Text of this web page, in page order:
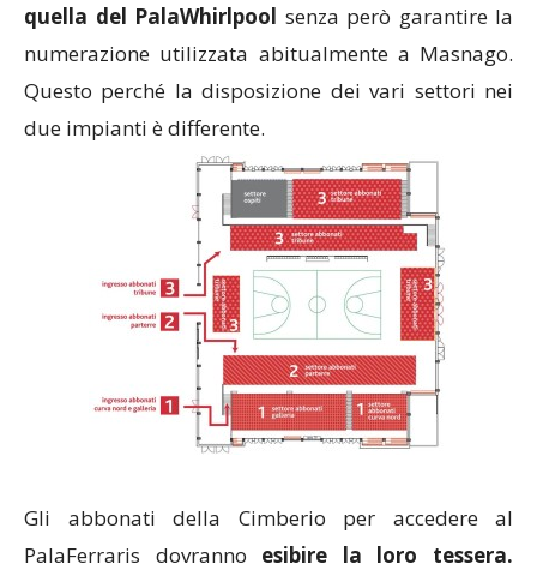
quella del PalaWhirlpool senza però garantire la
numerazione utilizzata abitualmente a Masnago.
Questo perché la disposizione dei vari settori nei
due impianti è differente.
Gli abbonati della Cimberio per accedere al
PalaFerraris dovranno esibire la loro tessera.